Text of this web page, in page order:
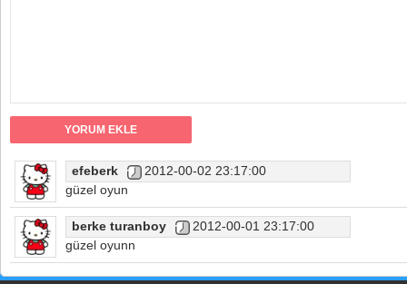
efeberk
2012-00-02 23:17:00
güzel oyun
berke turanboy
2012-00-01 23:17:00
güzel oyunn